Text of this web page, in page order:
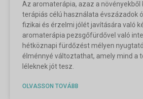
Az aromaterápia, azaz a növényekből
terápiás célú használata évszázadok
fizikai és érzelmi jólét javítására való
aromaterápia pezsgőfürdővel való
hétköznapi fürdőzést mélyen
élménnyé változtathat, amely mind a
léleknek jót tesz.
OLVASSON TOVÁBB